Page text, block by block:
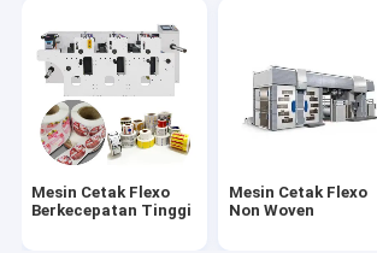
Mesin pembuat kantong kertas kraft
Mesin Kantong Kertas Bawah Persegi
Mesin Pembuat Sprei Sekali Pakai
Mesin Pembuat Gaun Bedah Sekali Pakai
Mesin Cetak Flexo
Berkecepatan Tinggi
Mesin Cetak Flexo
Non Woven